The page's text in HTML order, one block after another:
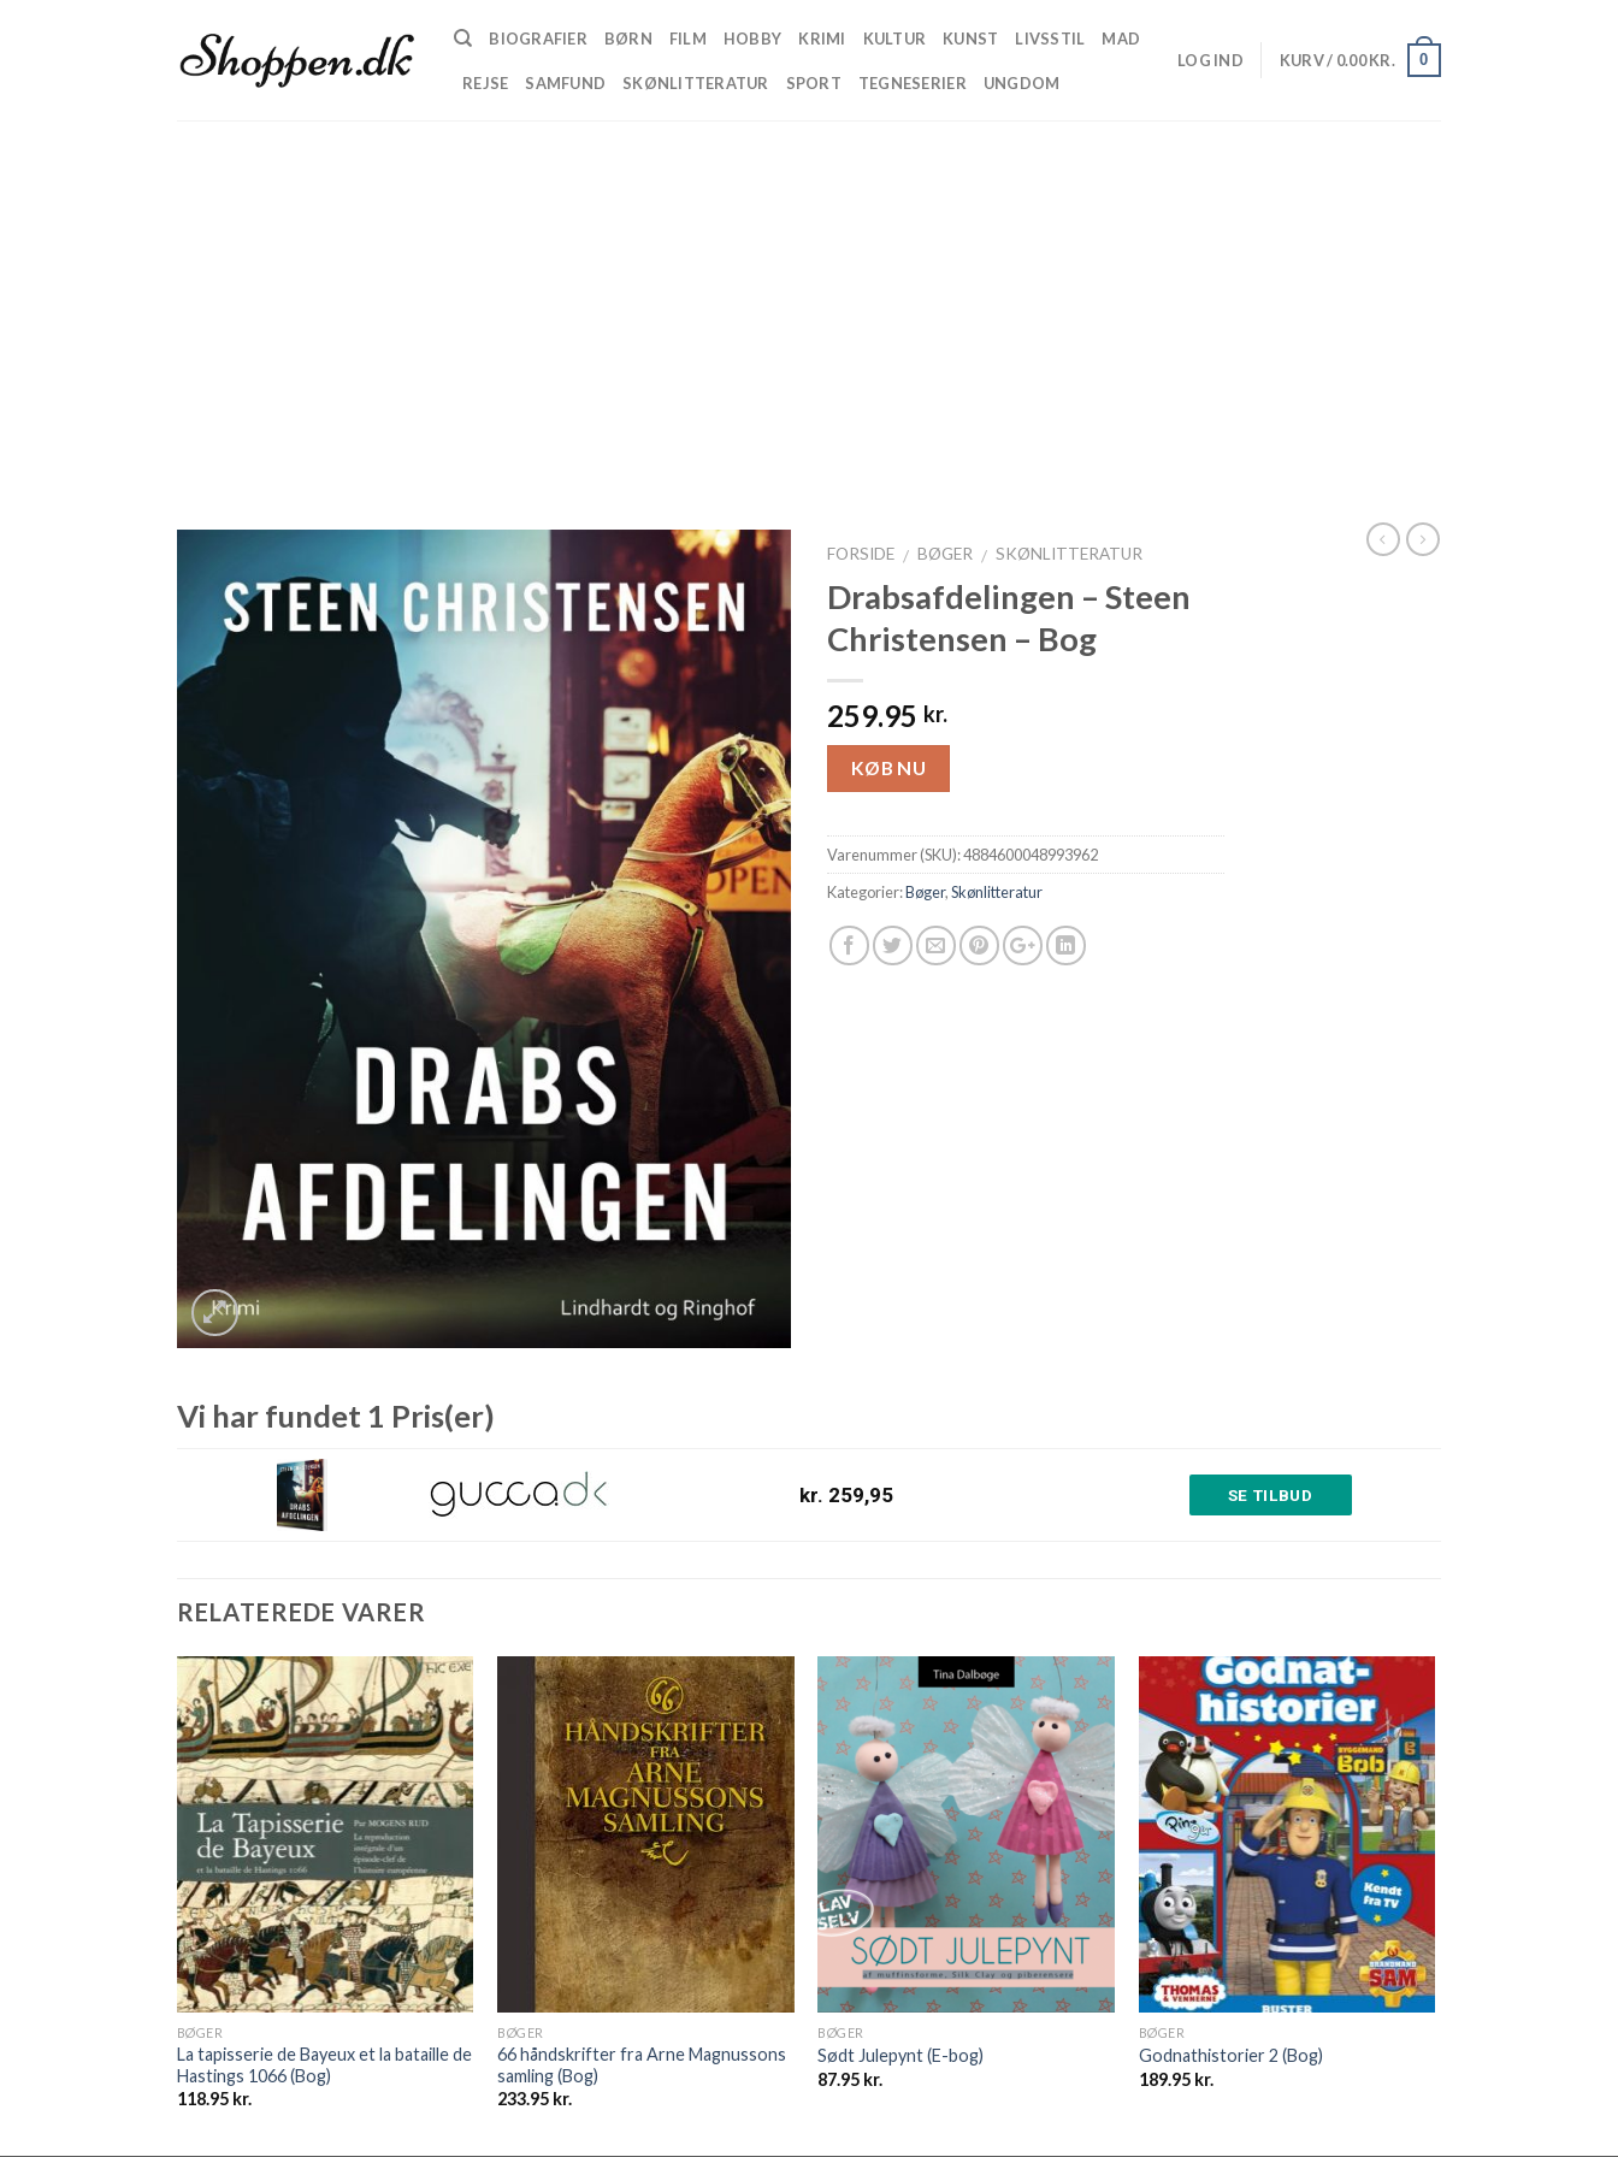
BIOGRAFIER BØRN FILM HOBBY KRIMI KULTUR KUNST LIVSSTIL MAD
REJSE SAMFUND SKØNLITTERATUR SPORT TEGNESERIER UNGDOM
LOG IND KURV / 0.00KR. 0
FORSIDE / BØGER / SKØNLITTERATUR
Drabsafdelingen – Steen
Christensen – Bog
259.95 kr.
KØB NU
Varenummer (SKU):4884600048993962
Kategorier:Bøger,Skønlitteratur
Vi har fundet 1 Pris(er)
kr. 259,95 SE TILBUD
RELATEREDE VARER
BØGER
La tapisserie de Bayeux et la bataille de
Hastings 1066 (Bog)
118.95 kr.
BØGER
66 håndskrifter fra Arne Magnussons
samling (Bog)
233.95 kr.
BØGER
Sødt Julepynt (E-bog)
87.95 kr.
BØGER
Godnathistorier 2 (Bog)
189.95 kr.